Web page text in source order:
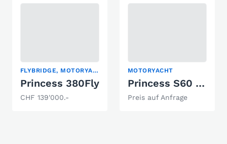
FLYBRIDGE, MOTORYACHT
Princess 380Fly
CHF 139'000.-
MOTORYACHT
Princess S60 Süsswasser/Freshwater boat
Preis auf Anfrage